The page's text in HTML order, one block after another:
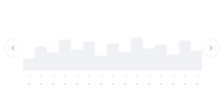
-
-
-
-
-
-
-
-
-
-
-
-
-
-
-
-
-
-
-
-
-
-
-
-
-
-
-
-
-
-